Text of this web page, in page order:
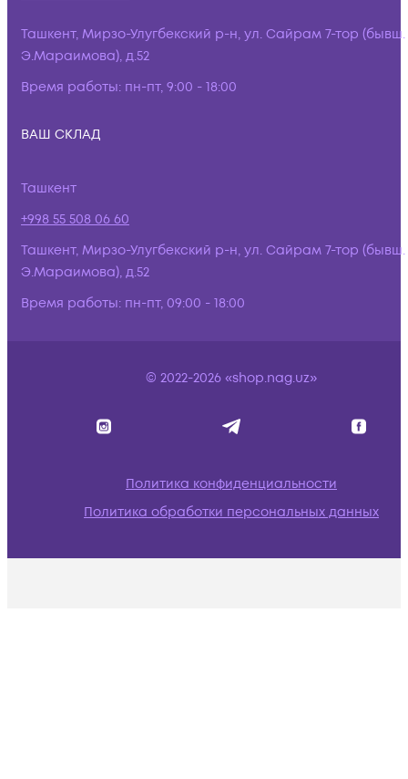
Ташкент, Мирзо-Улугбекский р-н, ул. Сайрам 7-тор (бывш.
Э.Мараимова), д.52
Время работы: пн-пт, 9:00 - 18:00
ВАШ СКЛАД
Ташкент
+998 55 508 06 60
Ташкент, Мирзо-Улугбекский р-н, ул. Сайрам 7-тор (бывш.
Э.Мараимова), д.52
Время работы: пн-пт, 09:00 - 18:00
© 2022-2026 «shop.nag.uz»
Политика конфиденциальности
Политика обработки персональных данных